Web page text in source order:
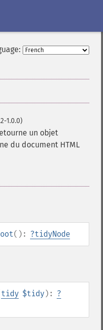
1.0.0)
un objet
du document HTML
(): ?tidyNode
tidy $tidy): ?